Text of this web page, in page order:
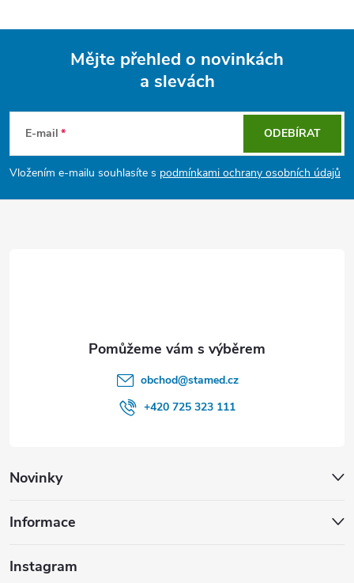
p
a
Mějte přehled o novinkách
a slevách
E-mail
Vložením e-mailu souhlasíte s podmínkami ochrany osobních údajů
ODEBÍRAT
Novinky
Informace
Instagram
obchod@stamed.cz
+420 725 323 111